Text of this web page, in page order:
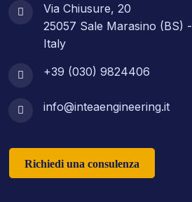
Via Chiusure, 20
25057 Sale Marasino (BS) -
Italy
+39 (030) 9824406
info@inteaengineering.it
Richiedi una consulenza